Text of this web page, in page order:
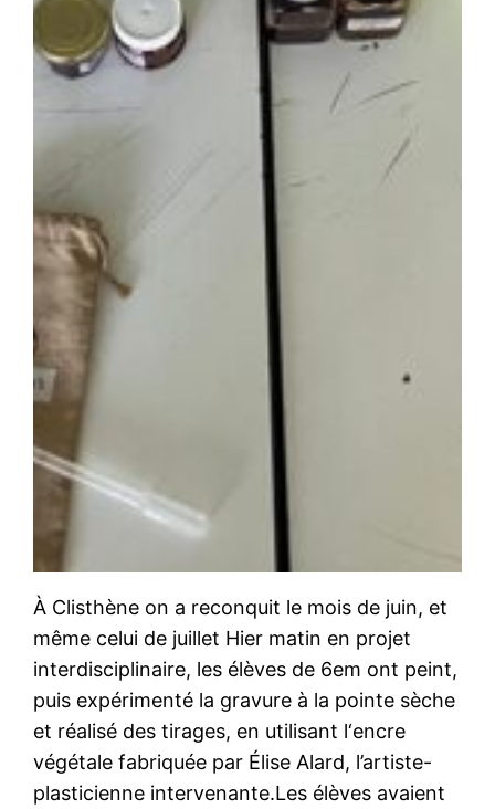
À Clisthène on a reconquit le mois de juin, et
même celui de juillet Hier matin en projet
interdisciplinaire, les élèves de 6em ont peint,
puis expérimenté la gravure à la pointe sèche
et réalisé des tirages, en utilisant l‘encre
végétale fabriquée par Élise Alard, l’artiste-
plasticienne intervenante.Les élèves avaient